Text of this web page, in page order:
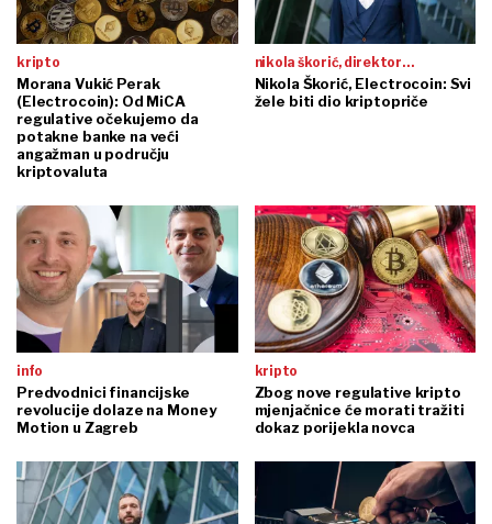
kripto
Morana Vukić Perak
(Electrocoin): Od MiCA
regulative očekujemo da
potakne banke na veći
angažman u području
kriptovaluta
nikola škorić, direktor
electrocoina:
Nikola Škorić, Electrocoin: Svi
žele biti dio kriptopriče
info
Predvodnici financijske
revolucije dolaze na Money
Motion u Zagreb
kripto
Zbog nove regulative kripto
mjenjačnice će morati tražiti
dokaz porijekla novca